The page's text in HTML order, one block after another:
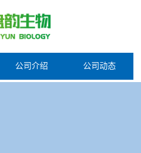
公司介绍 公司动态